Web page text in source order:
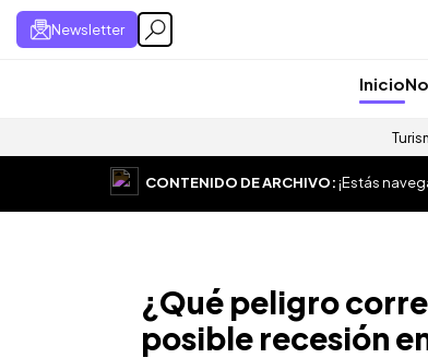
Newsletter
Inicio
CONTENIDO DE ARCHIVO:¡Estás
¿Qué peligro
posible recesión